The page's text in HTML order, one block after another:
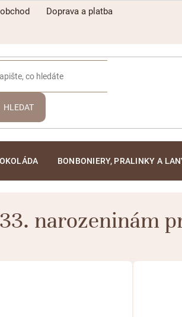
Doprava a platba
HLEDAT
BONBONIERY, PRALINKY A
narozeninám